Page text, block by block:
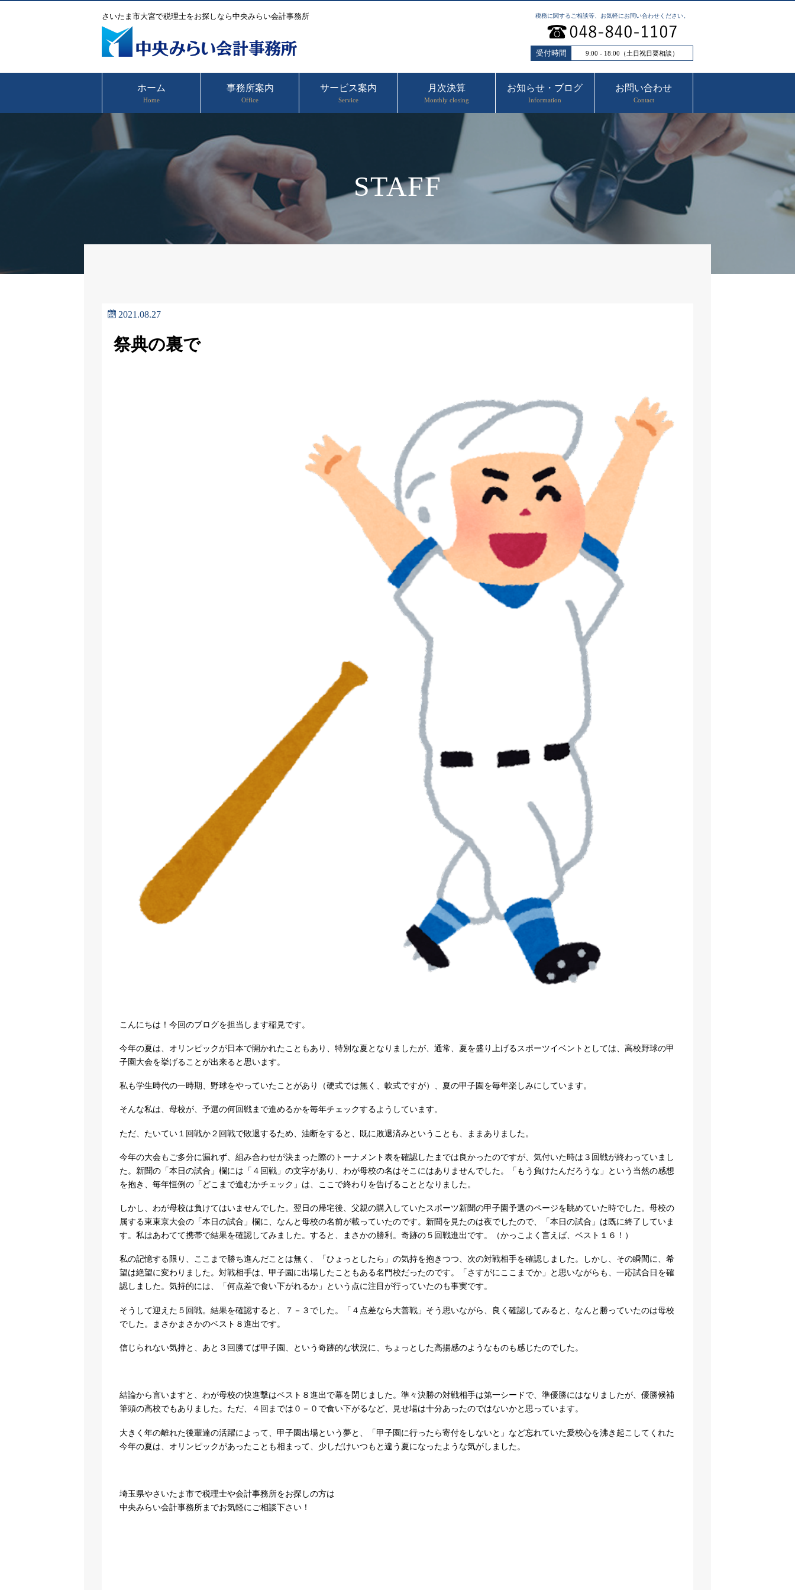
さいたま市大宮で税理士をお探しなら中央みらい会計事務所 税務に関するご相談等、お気軽にお問い合わせください。
受付時間 9:00 - 18:00（土日祝日要相談）
ホーム
Home
事務所案内
Office
サービス案内
Service
月次決算
Monthly closing
お知らせ・ブログ
Information
お問い合わせ
Contact
STAFF
2021.08.27
祭典の裏で
こんにちは！今回のブログを担当します稲見です。
今年の夏は、オリンピックが日本で開かれたこともあり、特別な夏となりましたが、通常、夏を盛り上げるスポーツイベントとしては、高校野球の甲
子園大会を挙げることが出来ると思います。
私も学生時代の一時期、野球をやっていたことがあり（硬式では無く、軟式ですが）、夏の甲子園を毎年楽しみにしています。
そんな私は、母校が、予選の何回戦まで進めるかを毎年チェックするようしています。
ただ、たいてい１回戦か２回戦で敗退するため、油断をすると、既に敗退済みということも、ままありました。
今年の大会もご多分に漏れず、組み合わせが決まった際のトーナメント表を確認したまでは良かったのですが、気付いた時は３回戦が終わっていまし
た。新聞の「本日の試合」欄には「４回戦」の文字があり、わが母校の名はそこにはありませんでした。「もう負けたんだろうな」という当然の感想
を抱き、毎年恒例の「どこまで進むかチェック」は、ここで終わりを告げることとなりました。
しかし、わが母校は負けてはいませんでした。翌日の帰宅後、父親の購入していたスポーツ新聞の甲子園予選のページを眺めていた時でした。母校の
属する東東京大会の「本日の試合」欄に、なんと母校の名前が載っていたのです。新聞を見たのは夜でしたので、「本日の試合」は既に終了していま
す。私はあわてて携帯で結果を確認してみました。すると、まさかの勝利。奇跡の５回戦進出です。（かっこよく言えば、ベスト１６！）
私の記憶する限り、ここまで勝ち進んだことは無く、「ひょっとしたら」の気持を抱きつつ、次の対戦相手を確認しました。しかし、その瞬間に、希
望は絶望に変わりました。対戦相手は、甲子園に出場したこともある名門校だったのです。「さすがにここまでか」と思いながらも、一応試合日を確
認しました。気持的には、「何点差で食い下がれるか」という点に注目が行っていたのも事実です。
そうして迎えた５回戦。結果を確認すると、７－３でした。「４点差なら大善戦」そう思いながら、良く確認してみると、なんと勝っていたのは母校
でした。まさかまさかのベスト８進出です。
信じられない気持と、あと３回勝てば甲子園、という奇跡的な状況に、ちょっとした高揚感のようなものも感じたのでした。
結論から言いますと、わが母校の快進撃はベスト８進出で幕を閉じました。準々決勝の対戦相手は第一シードで、準優勝にはなりましたが、優勝候補
筆頭の高校でもありました。ただ、４回までは０－０で食い下がるなど、見せ場は十分あったのではないかと思っています。
大きく年の離れた後輩達の活躍によって、甲子園出場という夢と、「甲子園に行ったら寄付をしないと」など忘れていた愛校心を沸き起こしてくれた
今年の夏は、オリンピックがあったことも相まって、少しだけいつもと違う夏になったような気がしました。
埼玉県やさいたま市で税理士や会計事務所をお探しの方は
中央みらい会計事務所までお気軽にご相談下さい！